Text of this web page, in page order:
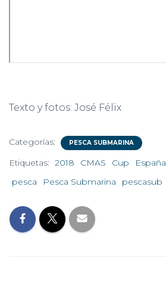
Texto y fotos: José Félix
Categorías: PESCA SUBMARINA
Etiquetas: 2018 CMAS Cup España
pesca
Pesca Submarina pescasub